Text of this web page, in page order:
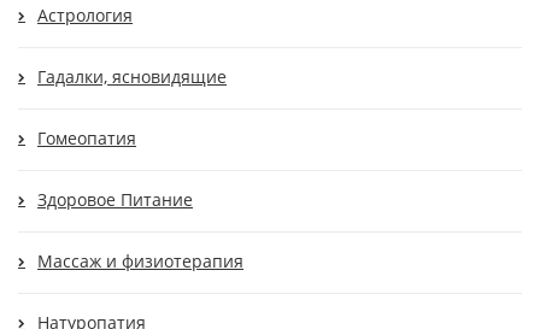
Астрология
Гадалки, ясновидящие
Гомеопатия
Здоровое Питание
Массаж и физиотерапия
Натуропатия